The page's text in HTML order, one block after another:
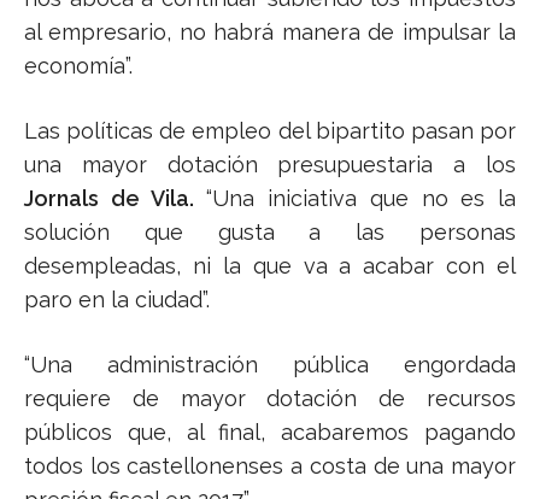
al empresario, no habrá manera de impulsar la
economía”.
Las políticas de empleo del bipartito pasan por
una mayor dotación presupuestaria a los
Jornals de Vila. “Una iniciativa que no es la
solución que gusta a las personas
desempleadas, ni la que va a acabar con el
paro en la ciudad”.
“Una administración pública engordada
requiere de mayor dotación de recursos
públicos que, al final, acabaremos pagando
todos los castellonenses a costa de una mayor